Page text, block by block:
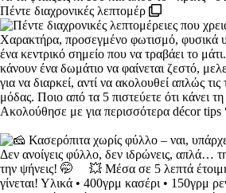
Πέντε διαχρονικές λεπτομέρ